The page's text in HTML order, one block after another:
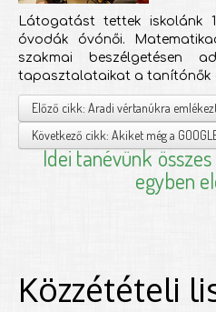
Látogatást tettek iskolánk
óvodák óvónői.
szakmai beszélgetésen
tapasztalataikat a tanítónők
Előző cikk: Aradi vértanúkra
Következő cikk: Akiket még a
Idei tanévünk
egyben
Közzétételi